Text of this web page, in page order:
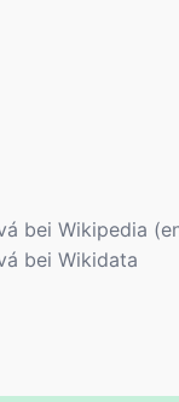
bei Wikipedia
bei Wikidata